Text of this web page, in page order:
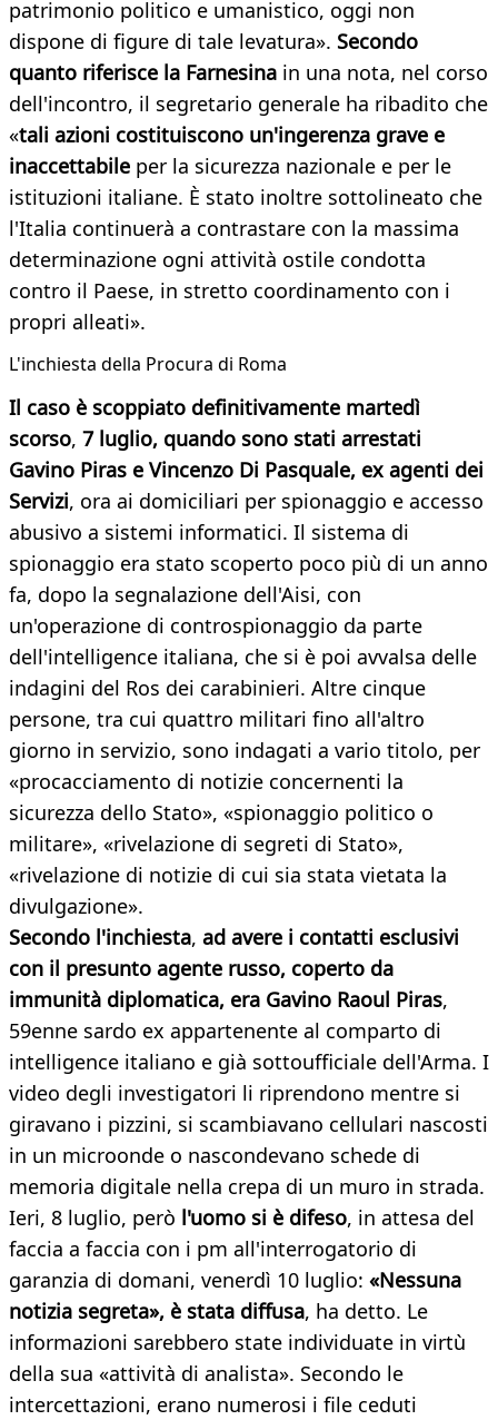
patrimonio politico e umanistico, oggi non
dispone di figure di tale levatura». Secondo
quanto riferisce la Farnesina in una nota, nel corso
dell'incontro, il segretario generale ha ribadito che
«tali azioni costituiscono un'ingerenza grave e
inaccettabile per la sicurezza nazionale e per le
istituzioni italiane. È stato inoltre sottolineato che
l'Italia continuerà a contrastare con la massima
determinazione ogni attività ostile condotta
contro il Paese, in stretto coordinamento con i
propri alleati».
L'inchiesta della Procura di Roma
Il caso è scoppiato definitivamente martedì
scorso, 7 luglio, quando sono stati arrestati
Gavino Piras e Vincenzo Di Pasquale, ex agenti dei
Servizi, ora ai domiciliari per spionaggio e accesso
abusivo a sistemi informatici. Il sistema di
spionaggio era stato scoperto poco più di un anno
fa, dopo la segnalazione dell'Aisi, con
un'operazione di controspionaggio da parte
dell'intelligence italiana, che si è poi avvalsa delle
indagini del Ros dei carabinieri. Altre cinque
persone, tra cui quattro militari fino all'altro
giorno in servizio, sono indagati a vario titolo, per
«procacciamento di notizie concernenti la
sicurezza dello Stato», «spionaggio politico o
militare», «rivelazione di segreti di Stato»,
«rivelazione di notizie di cui sia stata vietata la
divulgazione».
Secondo l'inchiesta, ad avere i contatti esclusivi
con il presunto agente russo, coperto da
immunità diplomatica, era Gavino Raoul Piras,
59enne sardo ex appartenente al comparto di
intelligence italiano e già sottoufficiale dell'Arma. I
video degli investigatori li riprendono mentre si
giravano i pizzini, si scambiavano cellulari nascosti
in un microonde o nascondevano schede di
memoria digitale nella crepa di un muro in strada.
Ieri, 8 luglio, però l'uomo si è difeso, in attesa del
faccia a faccia con i pm all'interrogatorio di
garanzia di domani, venerdì 10 luglio: «Nessuna
notizia segreta», è stata diffusa, ha detto. Le
informazioni sarebbero state individuate in virtù
della sua «attività di analista». Secondo le
intercettazioni, erano numerosi i file ceduti